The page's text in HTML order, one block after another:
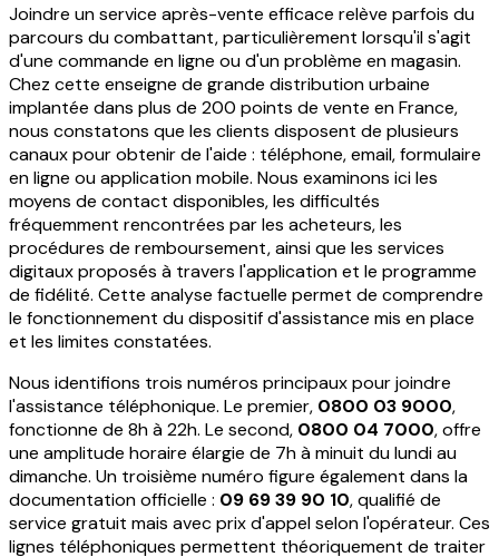
Joindre un service après-vente efficace relève parfois du
parcours du combattant, particulièrement lorsqu'il s'agit
d'une commande en ligne ou d'un problème en magasin.
Chez cette enseigne de grande distribution urbaine
implantée dans plus de 200 points de vente en France,
nous constatons que les clients disposent de plusieurs
canaux pour obtenir de l'aide : téléphone, email, formulaire
en ligne ou application mobile. Nous examinons ici les
moyens de contact disponibles, les difficultés
fréquemment rencontrées par les acheteurs, les
procédures de remboursement, ainsi que les services
digitaux proposés à travers l'application et le programme
de fidélité. Cette analyse factuelle permet de comprendre
le fonctionnement du dispositif d'assistance mis en place
et les limites constatées.
Nous identifions trois numéros principaux pour joindre
l'assistance téléphonique. Le premier, 0800 03 9000,
fonctionne de 8h à 22h. Le second, 0800 04 7000, offre
une amplitude horaire élargie de 7h à minuit du lundi au
dimanche. Un troisième numéro figure également dans la
documentation officielle : 09 69 39 90 10, qualifié de
service gratuit mais avec prix d'appel selon l'opérateur. Ces
lignes téléphoniques permettent théoriquement de traiter